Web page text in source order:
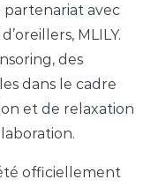
avec
MLILY.
des
dans le cadre
et de relaxation
officiellement